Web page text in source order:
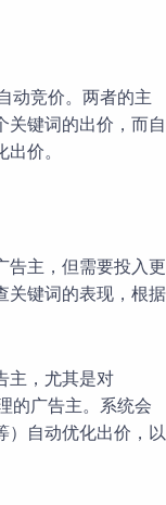
动竞价。两者的主
关键词的出价，而自
价。
告主，但需要投入更
关键词的表现，根据
主，尤其是对
的广告主。系统会
）自动优化出价，以